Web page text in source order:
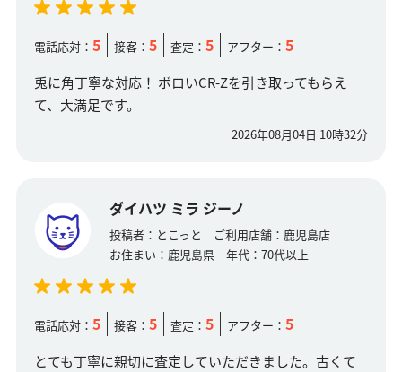
電話応対： 5 接客： 5 査定： 5 アフター： 5
兎に角丁寧な対応！ ボロいCR-Zを引き取ってもらえ
て、大満足です。
2026年08月04日 10時32分
ダイハツ ミラ ジーノ
投稿者： とこっと ご利用店舗： 鹿児島店
お住まい： 鹿児島県 年代： 70代以上
電話応対： 5 接客： 5 査定： 5 アフター： 5
とても丁寧に親切に査定していただきました。古くて